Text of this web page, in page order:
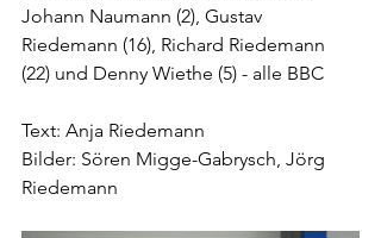
Johann Naumann (2), Gustav
Riedemann (16), Richard Riedemann
(22) und Denny Wiethe (5) - alle BBC
Text: Anja Riedemann
Bilder: Sören Migge-Gabrysch, Jörg
Riedemann